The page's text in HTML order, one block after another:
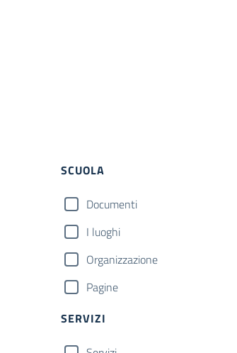
Filtri
SCUOLA
Documenti
I luoghi
Organizzazione
Pagine
SERVIZI